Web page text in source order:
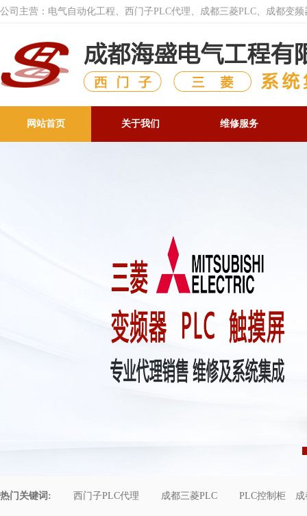
公司主营：电气自动化工程、西门子PLC代理、成都三菱PLC、成都变
网站首页 关于我们 维修服务
热门关键词: 西门子PLC代理 成都三菱PLC PLC控制柜